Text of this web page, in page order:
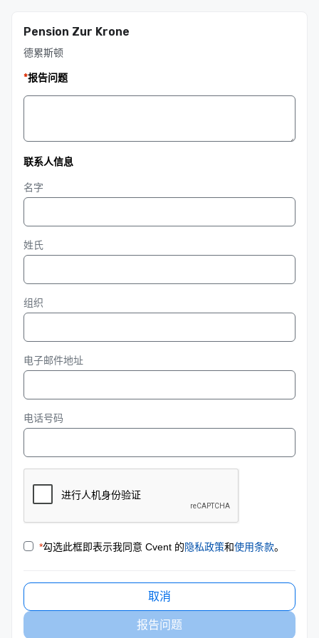
Pension Zur Krone
德累斯顿
*报告问题
联系人信息
名字
姓氏
组织
电子邮件地址
电话号码
*勾选此框即表示我同意 Cvent 的隐私政策和使用条款。
取消
报告问题